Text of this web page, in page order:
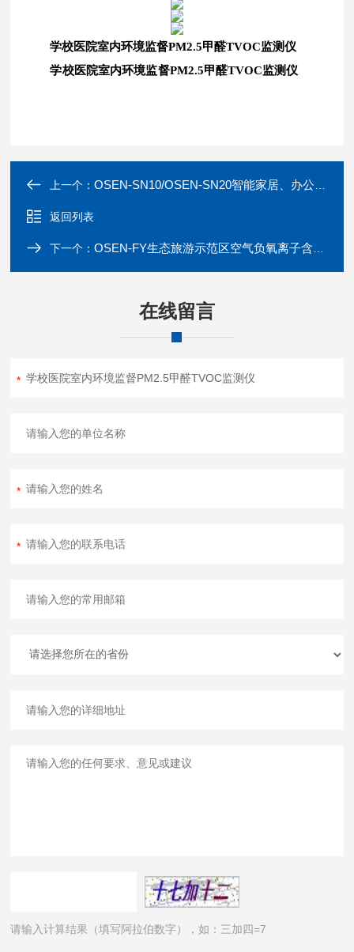
学校医院室内环境监督PM2.5甲醛TVOC监测仪
学校医院室内环境监督PM2.5甲醛TVOC监测仪
上一个：OSEN-SN10/OSEN-SN20智能家居、办公写字楼空气质量标准监测仪器
返回列表
下一个：OSEN-FY生态旅游示范区空气负氧离子含量监测全彩屏
在线留言
请输入计算结果（填写阿拉伯数字），如：三加四=7